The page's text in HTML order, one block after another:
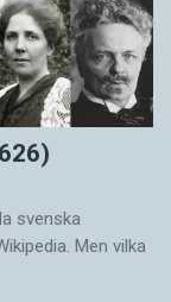
svenska
Men vilka